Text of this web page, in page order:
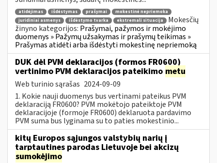
atidėjimas išdėstymas prašymai
mokestinė nepriemoka
juridiniai asmenys
išdėstymo tvarka ekstremali situacija
Mokesčių
žinyno kategorijos: Prašymai, pažymos ir mokėjimo
duomenys » Pažymų užsakymas ir prašymų teikimas »
Prašymas atidėti arba išdėstyti mokestinę nepriemoką
DUK dėl PVM deklaracijos (formos FR0600)
vertinimo PVM deklaracijos pateikimo metu
Web turinio sąrašas 2024-09-09
1. Kokie nauji duomenys bus vertinami pateikus PVM
deklaraciją FR0600? PVM mokėtojo pateiktoje PVM
deklaracijoje (formoje FR0600) deklaruota pardavimo
PVM suma bus lyginama su to paties mokestinio...
kitų Europos sąjungos valstybių narių į
tarptautines parodas Lietuvoje bei akcizų
sumokėjimo